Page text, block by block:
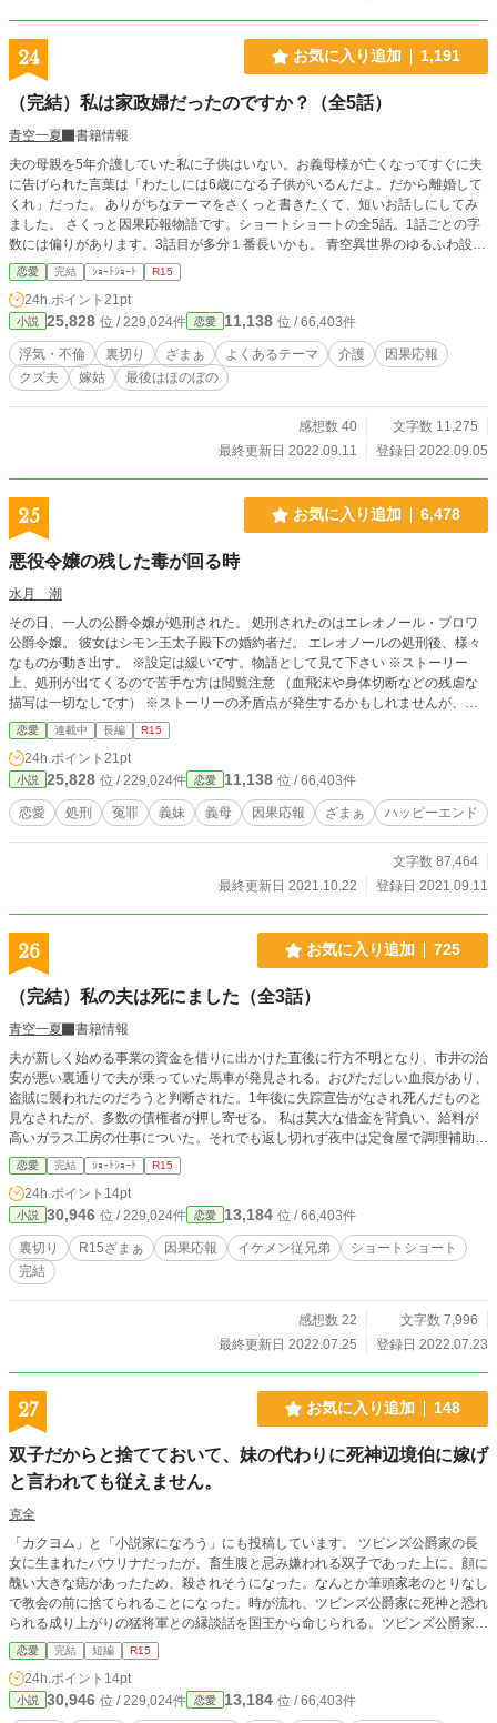
24 お気に入り追加 1,191
（完結）私は家政婦だったのですか？（全5話）
青空一夏
書籍情報
夫の母親を5年介護していた私に子供はいない。お義母様が亡くなってすぐに夫
に告げられた言葉は「わたしには6歳になる子供がいるんだよ。だから離婚して
くれ」だった。 ありがちなテーマをさくっと書きたくて、短いお話しにしてみ
ました。 さくっと因果応報物語です。ショートショートの全5話。1話ごとの字
数には偏りがあります。3話目が多分１番長いかも。 青空異世界のゆるふわ設定
ご都合主義です。現代的表現や現代的感覚、現代的機器など出てくる場合ありま
す。貴族がいるヨーロッパ風の社会ですが、作者独自の世界です。
恋愛 完結 ｼｮｰﾄｼｮｰﾄ R15
24h.ポイント 21pt
小説 25,828 位 / 229,024件 恋愛 11,138 位 / 66,403件
浮気・不倫 裏切り ざまぁ よくあるテーマ 介護
因果応報
クズ夫
嫁姑 最後はほのぼの
感想数 40
文字数 11,275
最終更新日 2022.09.11
登録日 2022.09.05
25 お気に入り追加 6,478
悪役令嬢の残した毒が回る時
水月 潮
その日、一人の公爵令嬢が処刑された。 処刑されたのはエレオノール・ブロワ
公爵令嬢。 彼女はシモン王太子殿下の婚約者だ。 エレオノールの処刑後、様々
なものが動き出す。 ※設定は緩いです。物語として見て下さい ※ストーリー
上、処刑が出てくるので苦手な方は閲覧注意 （血飛沫や身体切断などの残虐な
描写は一切なしです） ※ストーリーの矛盾点が発生するかもしれませんが、多
めに見て下さい ＊HOTランキング４位(2021.9.13) 読んで下さった方ありがとう
ございます(*´ ˘ `*)♡
恋愛 連載中 長編 R15
24h.ポイント 21pt
小説 25,828 位 / 229,024件 恋愛 11,138 位 / 66,403件
恋愛 処刑 冤罪 義妹 義母 因果応報 ざまぁ ハッピーエンド
文字数 87,464
最終更新日 2021.10.22
登録日 2021.09.11
26 お気に入り追加 725
（完結）私の夫は死にました（全3話）
青空一夏
書籍情報
夫が新しく始める事業の資金を借りに出かけた直後に行方不明となり、市井の治
安が悪い裏通りで夫が乗っていた馬車が発見される。おびただしい血痕があり、
盗賊に襲われたのだろうと判断された。1年後に失踪宣告がなされ死んだものと
見なされたが、多数の債権者が押し寄せる。 私は莫大な借金を背負い、給料が
高いガラス工房の仕事についた。それでも返し切れず夜中は定食屋で調理補助の
仕事まで始める。半年後過労で倒れた私に従兄弟が手を差し伸べてくれた。 と
ころがある日、夫とそっくりな男を見かけてしまい･･････ R15ざまぁ。因果応
報。ゆるふわ設定ご都合主義です。全3話。お話しの長さに偏りがあるかもしれ
ません。
恋愛 完結 ｼｮｰﾄｼｮｰﾄ R15
24h.ポイント 14pt
小説 30,946 位 / 229,024件 恋愛 13,184 位 / 66,403件
裏切り R15ざまぁ 因果応報 イケメン従兄弟
ショートショート
完結
感想数 22
文字数 7,996
最終更新日 2022.07.25
登録日 2022.07.23
27 お気に入り追加 148
双子だからと捨てておいて、妹の代わりに死神辺境伯に嫁げ
と言われても従えません。
克全
「カクヨム」と「小説家になろう」にも投稿しています。 ツビンズ公爵家の長
女に生まれたパウリナだったが、畜生腹と忌み嫌われる双子であった上に、顔に
醜い大きな痣があったため、殺されそうになった。なんとか筆頭家老のとりなし
で教会の前に捨てられることになった。時が流れ、ツビンズ公爵家に死神と恐れ
られる成り上がりの猛将軍との縁談話を国王から命じられる。ツビンズ公爵家で
大切に育てられていた妹のアイリンは、王太子と結婚して王妃になる事を望んで
いて……
恋愛 完結 短編 R15
24h.ポイント 14pt
小説 30,946 位 / 229,024件 恋愛 13,184 位 / 66,403件